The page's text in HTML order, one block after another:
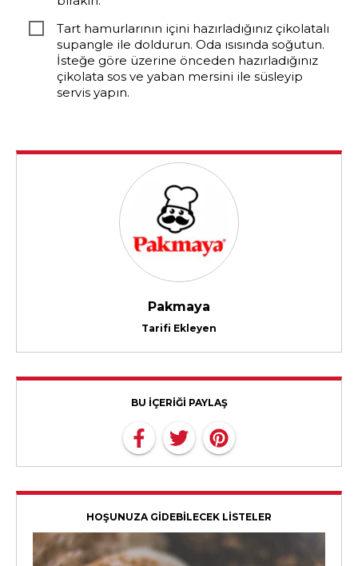
Tart hamurlarının içini hazırladığınız çikolatalı
supangle ile doldurun. Oda ısısında soğutun.
İsteğe göre üzerine önceden hazırladığınız
çikolata sos ve yaban mersini ile süsleyip
servis yapın.
Pakmaya
Tarifi Ekleyen
BU İÇERİĞİ PAYLAŞ
HOŞUNUZA GİDEBİLECEK LİSTELER